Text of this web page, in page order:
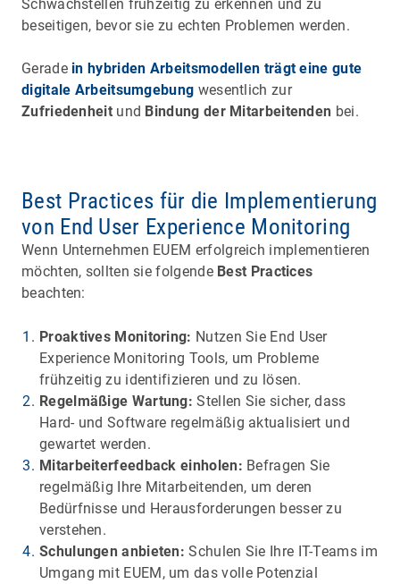
Schwachstellen frühzeitig zu erkennen und zu
beseitigen, bevor sie zu echten Problemen werden.
Gerade in hybriden Arbeitsmodellen trägt eine gute
digitale Arbeitsumgebung wesentlich zur
Zufriedenheitund Bindung der Mitarbeitenden bei.
Best Practices für die Implementierung
von End User Experience Monitoring
Wenn Unternehmen EUEM erfolgreich implementieren
möchten, sollten sie folgende Best Practices
beachten:
Proaktives Monitoring: Nutzen Sie End User
Experience Monitoring Tools, um Probleme
frühzeitig zu identifizieren und zu lösen.
Regelmäßige Wartung: Stellen Sie sicher, dass
Hard- und Software regelmäßig aktualisiert und
gewartet werden.
Mitarbeiterfeedback einholen: Befragen Sie
regelmäßig Ihre Mitarbeitenden, um deren
Bedürfnisse und Herausforderungen besser zu
verstehen.
Schulungen anbieten: Schulen Sie Ihre IT-Teams im
Umgang mit EUEM, um das volle Potenzial